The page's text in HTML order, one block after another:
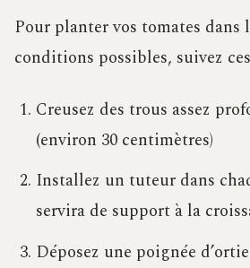
Pour planter vos tomates dans
conditions possibles, suivez
Creusez des trous assez
(environ 30 centimètres)
Installez un tuteur dans
servira de support à la
Déposez une poignée